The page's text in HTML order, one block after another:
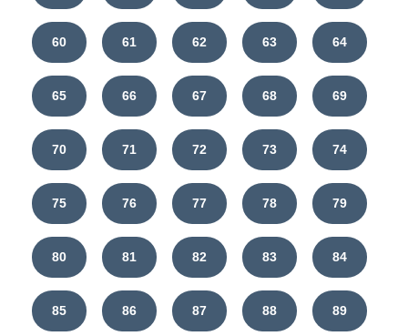
60 61 62 63 64
65 66 67 68 69
70 71 72 73 74
75 76 77 78 79
80 81 82 83 84
85 86 87 88 89